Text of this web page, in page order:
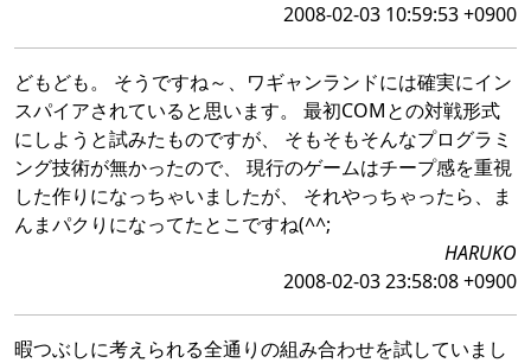
2008-02-03 10:59:53 +0900
どもども。 そうですね～、ワギャンランドには確実にイン
スパイアされていると思います。 最初COMとの対戦形式
にしようと試みたものですが、 そもそもそんなプログラミ
ング技術が無かったので、 現行のゲームはチープ感を重視
した作りになっちゃいましたが、 それやっちゃったら、ま
んまパクりになってたとこですね(^^;
HARUKO
2008-02-03 23:58:08 +0900
暇つぶしに考えられる全通りの組み合わせを試していまし